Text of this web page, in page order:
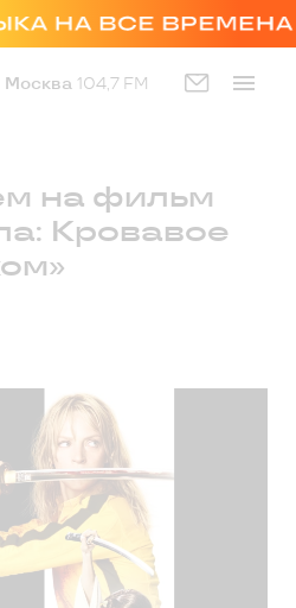
Москва 104,7 FM
на фильм
Кровавое